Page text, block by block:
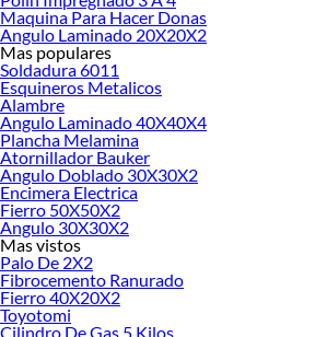
renovación de espacios. ¡Visítanos y descubre todo lo
ofrecerte!
Encuentra una amplia variedad de productos de
Sodimac. Encuentra todo lo necesario para tus
decoración. ¡Visítanos y haz tus ideas realidad!
Maquina Para Hacer Donas
Angulo Laminado 20X20X2
Mas populares
Soldadura 6011
Esquineros Metalicos
Alambre
Angulo Laminado 40X40X4
Plancha Melamina
Atornillador Bauker
Angulo Doblado 30X30X2
Encimera Electrica
Fierro 50X50X2
Angulo 30X30X2
Mas vistos
Palo De 2X2
Fibrocemento Ranurado
Fierro 40X20X2
Toyotomi
Cilindro De Gas 5 Kilos